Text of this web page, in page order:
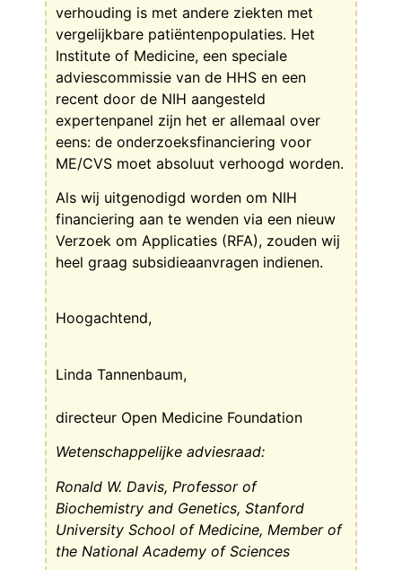
verhouding is met andere ziekten met
vergelijkbare patiëntenpopulaties. Het
Institute of Medicine, een speciale
adviescommissie van de HHS en een
recent door de NIH aangesteld
expertenpanel zijn het er allemaal over
eens: de onderzoeksfinanciering voor
ME/CVS moet absoluut verhoogd worden.
Als wij uitgenodigd worden om NIH
financiering aan te wenden via een nieuw
Verzoek om Applicaties (RFA), zouden wij
heel graag subsidieaanvragen indienen.
Hoogachtend,
Linda Tannenbaum,
directeur Open Medicine Foundation
Wetenschappelijke adviesraad:
Ronald W. Davis, Professor of
Biochemistry and Genetics, Stanford
University School of Medicine, Member of
the National Academy of Sciences